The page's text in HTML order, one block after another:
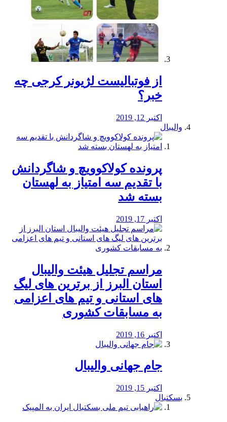
از فوتبالیست لژیونر کرجی چه
خبر؟
اکتبر 12, 2019
والیبال
پرونده کولاکوویچ و شاگردانش
با تقدیم سه امتیاز به لهستان
بسته شد
اکتبر 17, 2019
مراسم تجلیل هیئت والیبال
استان البرز از برترین های لیگ
های استانی و تیم های اعزامی
به مسابقات کشوری
اکتبر 16, 2019
جام جهانی والیبال
اکتبر 15, 2019
بسکتبال